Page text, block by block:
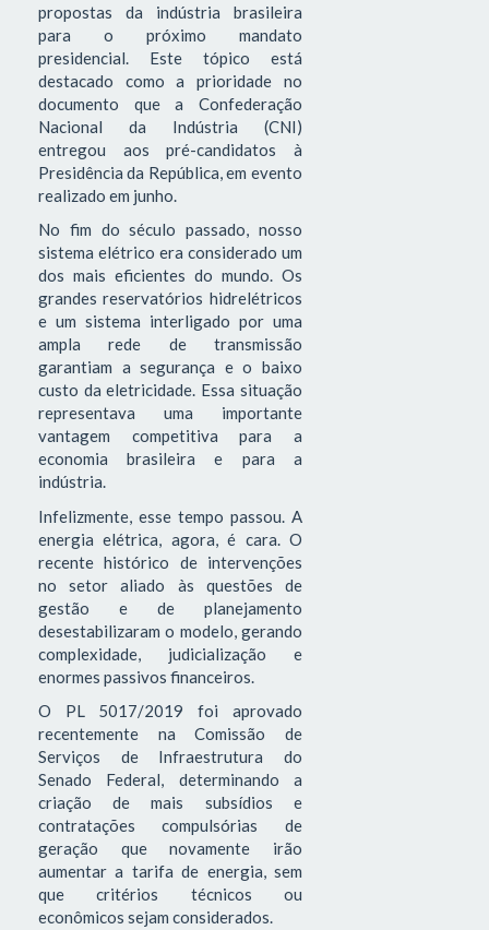
propostas da indústria brasileira
para o próximo mandato
presidencial. Este tópico está
destacado como a prioridade no
documento que a Confederação
Nacional da Indústria (CNI)
entregou aos pré-candidatos à
Presidência da República, em evento
realizado em junho.
No fim do século passado, nosso
sistema elétrico era considerado um
dos mais eficientes do mundo. Os
grandes reservatórios hidrelétricos
e um sistema interligado por uma
ampla rede de transmissão
garantiam a segurança e o baixo
custo da eletricidade. Essa situação
representava uma importante
vantagem competitiva para a
economia brasileira e para a
indústria.
Infelizmente, esse tempo passou. A
energia elétrica, agora, é cara. O
recente histórico de intervenções
no setor aliado às questões de
gestão e de planejamento
desestabilizaram o modelo, gerando
complexidade, judicialização e
enormes passivos financeiros.
O PL 5017/2019 foi aprovado
recentemente na Comissão de
Serviços de Infraestrutura do
Senado Federal, determinando a
criação de mais subsídios e
contratações compulsórias de
geração que novamente irão
aumentar a tarifa de energia, sem
que critérios técnicos ou
econômicos sejam considerados.